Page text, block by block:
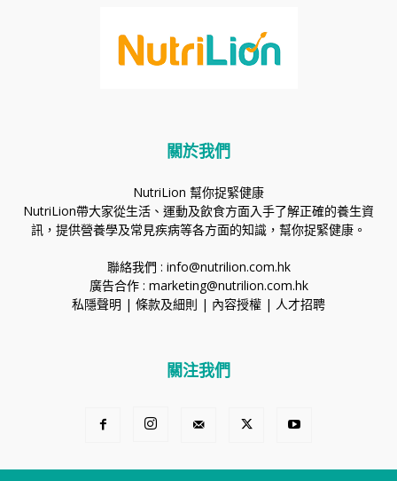
關於我們
NutriLion 幫你捉緊健康
NutriLion帶大家從生活、運動及飲食方面入手了解正確的養生資
訊，提供營養學及常見疾病等各方面的知識，幫你捉緊健康。
聯絡我們 : info@nutrilion.com.hk
廣告合作 : marketing@nutrilion.com.hk
私隱聲明 | 條款及細則 | 內容授權 | 人才招聘
關注我們